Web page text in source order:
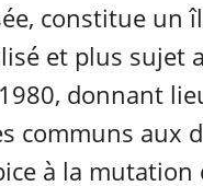
constitue un
et plus sujet
donnant
communs aux
à la mutation